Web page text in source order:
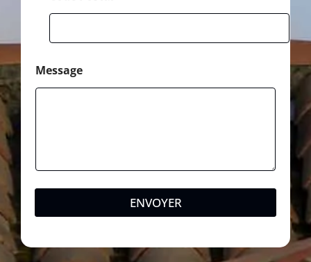
Message
ENVOYER